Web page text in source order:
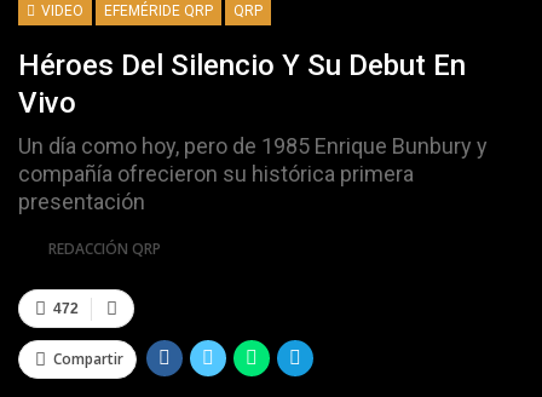
VIDEO EFEMÉRIDE QRP QRP
Héroes Del Silencio Y Su Debut En
Vivo
Un día como hoy, pero de 1985 Enrique Bunbury y
compañía ofrecieron su histórica primera
presentación
REDACCIÓN QRP
472
Compartir